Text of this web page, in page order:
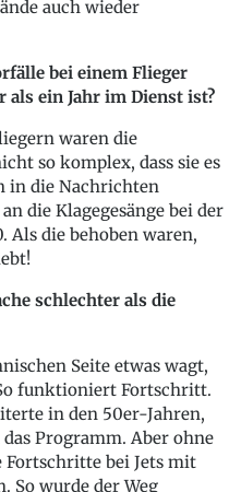
auch wieder
bei einem Flieger
ein Jahr im Dienst ist?
waren die
so komplex, dass sie es
die Nachrichten
die Klagegesänge bei der
Als die behoben waren,
schlechter als die
Seite etwas wagt,
funktioniert Fortschritt.
in den 50er-Jahren,
Programm. Aber ohne
Fortschritte bei Jets mit
So wurde der Weg